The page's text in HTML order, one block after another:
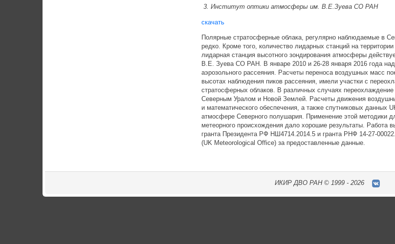
Институт оптики атмосферы им. В.Е.Зуева СО РАН
скачать
Полярные стратосферные облака, регулярно наблюдаемые в
редко. Кроме того, количество лидарных станций на
лидарная станция высотного зондирования атмосферы
В.Е. Зуева СО РАН. В январе 2010 и 26-28 января 2016 года
аэрозольного рассеяния. Расчеты переноса воздушных масс
высотах наблюдения пиков рассеяния, имели участки с
стратосферных облаков. В различных случаях
Северным Уралом и Новой Землей. Расчеты движения
и математического обеспечения, а также спутниковых данных
атмосфере Северного полушария. Применение этой методики
метеорного происхождения дало хорошие результаты.
гранта Президента РФ НШ4714.2014.5 и гранта РНФ 14-27-
(UK Meteorological Office) за предоставленные данные.
ИКИР ДВО РАН ©1999 - 2026